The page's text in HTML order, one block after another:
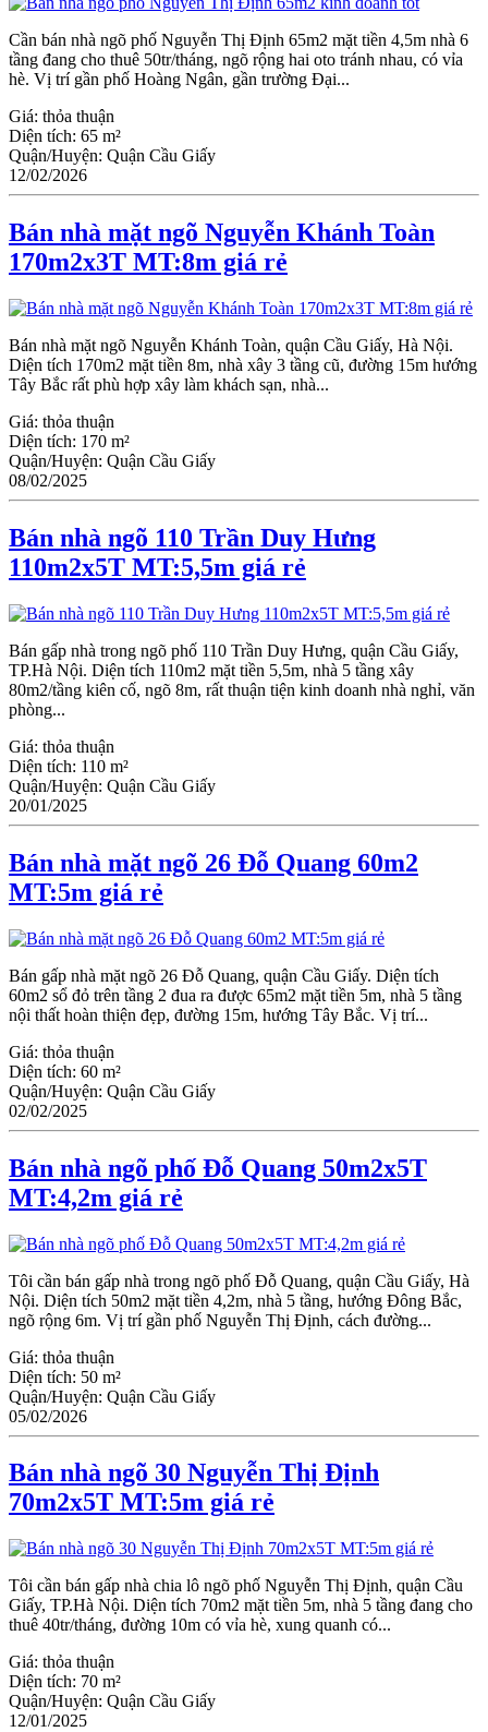
Cần bán nhà ngõ phố Nguyễn Thị Định 65m2 mặt tiền 4,5m nhà 6
tầng đang cho thuê 50tr/tháng, ngõ rộng hai oto tránh nhau, có vỉa
hè. Vị trí gần phố Hoàng Ngân, gần trường Đại...
Giá: thỏa thuận
Diện tích: 65 m²
Quận/Huyện: Quận Cầu Giấy
12/02/2026
Bán nhà mặt ngõ Nguyễn Khánh Toàn
170m2x3T MT:8m giá rẻ
Bán nhà mặt ngõ Nguyễn Khánh Toàn, quận Cầu Giấy, Hà Nội.
Diện tích 170m2 mặt tiền 8m, nhà xây 3 tầng cũ, đường 15m hướng
Tây Bắc rất phù hợp xây làm khách sạn, nhà...
Giá: thỏa thuận
Diện tích: 170 m²
Quận/Huyện: Quận Cầu Giấy
08/02/2025
Bán nhà ngõ 110 Trần Duy Hưng
110m2x5T MT:5,5m giá rẻ
Bán gấp nhà trong ngõ phố 110 Trần Duy Hưng, quận Cầu Giấy,
TP.Hà Nội. Diện tích 110m2 mặt tiền 5,5m, nhà 5 tầng xây
80m2/tầng kiên cố, ngõ 8m, rất thuận tiện kinh doanh nhà nghỉ, văn
phòng...
Giá: thỏa thuận
Diện tích: 110 m²
Quận/Huyện: Quận Cầu Giấy
20/01/2025
Bán nhà mặt ngõ 26 Đỗ Quang 60m2
MT:5m giá rẻ
Bán gấp nhà mặt ngõ 26 Đỗ Quang, quận Ϲầu Giấy. Diện tích
60m2 sổ đỏ trên tầng 2 đua ra được 65m2 mặt tiền 5m, nhà 5 tầng
nội thất hoàn thiện đẹp, đường 15m, hướng Tây Bắc. Vị trí...
Giá: thỏa thuận
Diện tích: 60 m²
Quận/Huyện: Quận Cầu Giấy
02/02/2025
Bán nhà ngõ phố Đỗ Quang 50m2x5T
MT:4,2m giá rẻ
Tôi cần bán gấp nhà trong ngõ phố Đỗ Quang, quận Cầu Giấy, Hà
Nội. Diện tích 50m2 mặt tiền 4,2m, nhà 5 tầng, hướng Đông Bắc,
ngõ rộng 6m. Vị trí gần phố Nguyễn Thị Định, cách đường...
Giá: thỏa thuận
Diện tích: 50 m²
Quận/Huyện: Quận Cầu Giấy
05/02/2026
Bán nhà ngõ 30 Nguyễn Thị Định
70m2x5T MT:5m giá rẻ
Tôi cần bán gấp nhà chia lô ngõ phố Nguyễn Thị Định, quận Cầu
Giấy, TP.Hà Nội. Diện tích 70m2 mặt tiền 5m, nhà 5 tầng đang cho
thuê 40tr/tháng, đường 10m có vỉa hè, xung quanh có...
Giá: thỏa thuận
Diện tích: 70 m²
Quận/Huyện: Quận Cầu Giấy
12/01/2025